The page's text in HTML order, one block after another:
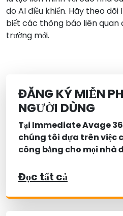
do AI điều khiển. Hãy theo
biết các thông báo liên quan
trường mới.
ĐĂNG KÝ MIỄN
NGƯỜI DÙNG
Tại Immediate Avage
chúng tôi dựa trên việc
công bằng cho mọi nhà
Đọc tất cả